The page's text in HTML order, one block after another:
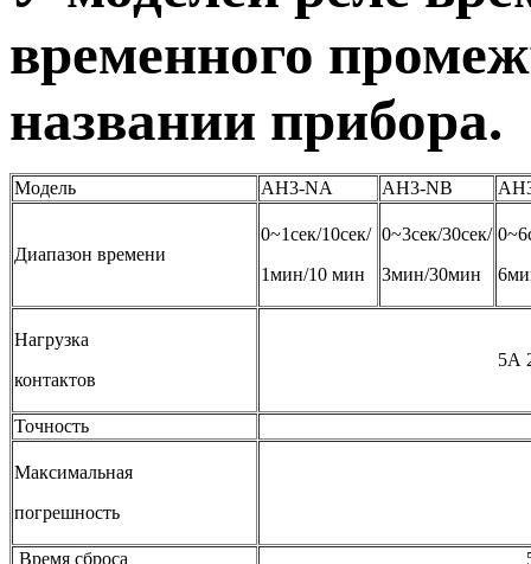
временного
названии прибора.
Модель AH3-NA AH3-NB
Диапазон времени
0~1сек/10сек/
1мин/10 мин
0~3сек/30сек/
3мин/30мин
Нагрузка
контактов
5А 250VAC
Точность
Максимальная
погрешность
Время сброса 5 секунд